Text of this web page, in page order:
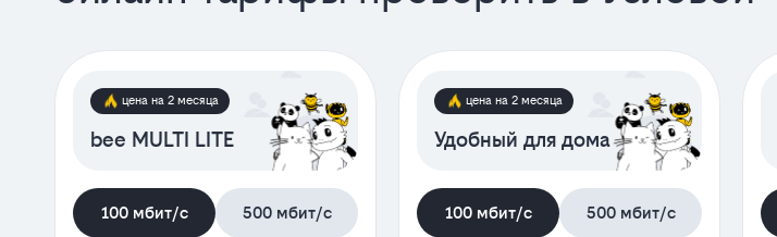
цена на 2 месяца
bee MULTI LITE
100 мбит/с 500 мбит/с
цена на 2 месяца
Удобный для дома
100 мбит/с 500 мбит/с